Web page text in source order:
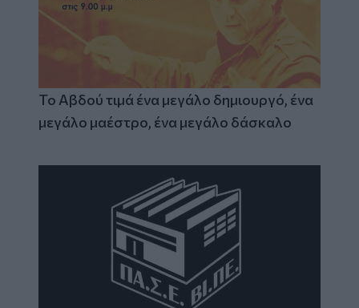
Το Αβδού τιμά ένα μεγάλο δημιουργό, ένα
μεγάλο μαέστρο, ένα μεγάλο δάσκαλο